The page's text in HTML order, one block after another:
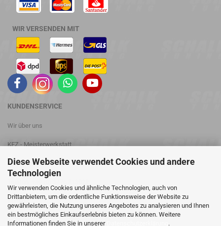
Diese Webseite verwendet Cookies und andere
Technologien
Wir verwenden Cookies und ähnliche Technologien, auch von
Drittanbietern, um die ordentliche Funktionsweise der Website zu
gewährleisten, die Nutzung unseres Angebotes zu analysieren und Ihnen
ein bestmögliches Einkaufserlebnis bieten zu können. Weitere
Informationen finden Sie in unserer
.
WIR VERSENDEN MIT
KUNDENSERVICE
Wir über uns
KFZ - Meisterwerkstatt
Leistungsprüfstand
Kontakt